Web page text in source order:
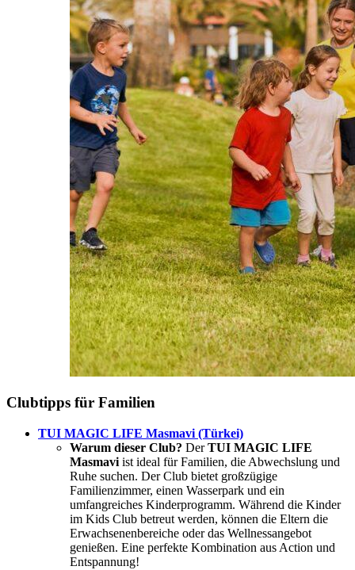
Clubtipps für Familien
TUI MAGIC LIFE Masmavi (Türkei)
Warum dieser Club? DerTUI MAGIC LIFE
Masmavi ist ideal für Familien, die Abwechslung und
Ruhe suchen. Der Club bietet großzügige
Familienzimmer, einen Wasserpark und ein
umfangreiches Kinderprogramm. Während die Kinder
im Kids Club betreut werden, können die Eltern die
Erwachsenenbereiche oder das Wellnessangebot
genießen. Eine perfekte Kombination aus Action und
Entspannung!